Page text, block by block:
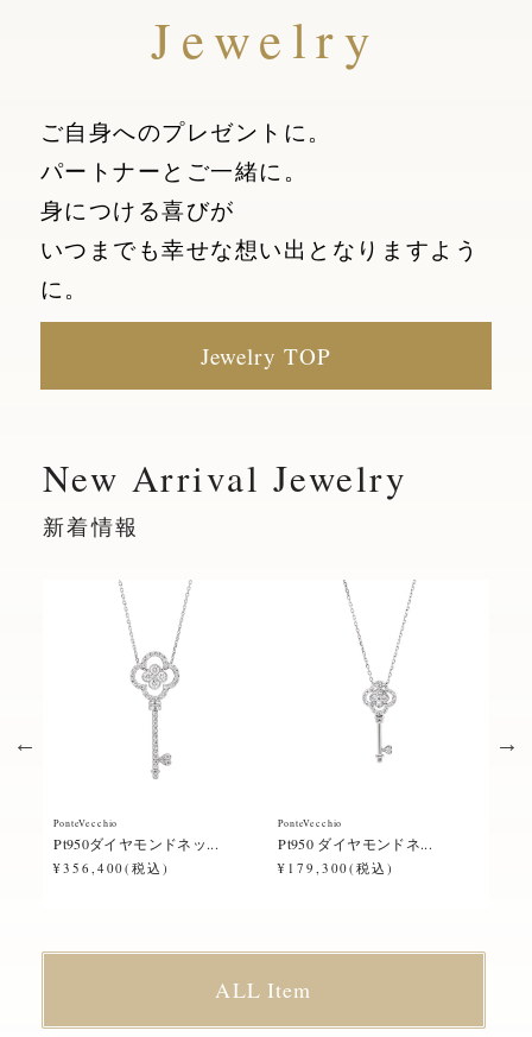
Jewelry
ご自身へのプレゼントに。
パートナーとご一緒に。
身につける喜びが
いつまでも幸せな想い出となりますよう
に。
Jewelry TOP
New Arrival Jewelry
新着情報
PonteVecchio
Pt950ダイヤモンドネッ...
¥356,400(税込)
PonteVecchio
Pt950 ダイヤモンドネ...
¥179,300(税込)
ALL Item